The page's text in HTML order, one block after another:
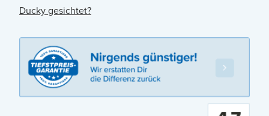
Ducky gesichtet?